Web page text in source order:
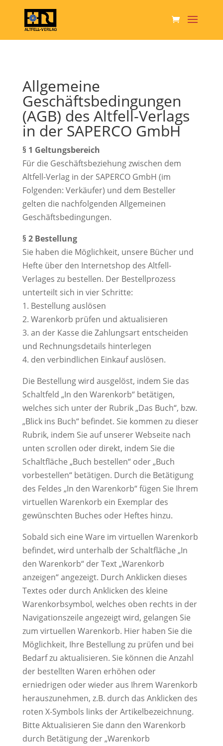
Allgemeine
Geschäftsbedingungen
(AGB) des Altfell-Verlags
in der SAPERCO GmbH
§ 1 Geltungsbereich
Für die Geschäftsbeziehung zwischen dem
Altfell-Verlag in der SAPERCO GmbH (im
Folgenden: Verkäufer) und dem Besteller
gelten die nachfolgenden Allgemeinen
Geschäftsbedingungen.
§ 2 Bestellung
Sie haben die Möglichkeit, unsere Bücher und
Hefte über den Internetshop des Altfell-
Verlages zu bestellen. Der Bestellprozess
unterteilt sich in vier Schritte:
1. Bestellung auslösen
2. Warenkorb prüfen und aktualisieren
3. an der Kasse die Zahlungsart entscheiden
und Rechnungsdetails hinterlegen
4. den verbindlichen Einkauf auslösen.
Die Bestellung wird ausgelöst, indem Sie das
Schaltfeld „In den Warenkorb“ betätigen,
welches sich unter der Rubrik „Das Buch“, bzw.
„Blick ins Buch“ befindet. Sie kommen zu dieser
Rubrik, indem Sie auf unserer Webseite nach
unten scrollen oder direkt, indem Sie die
Schaltfläche „Buch bestellen“ oder „Buch
vorbestellen“ betätigen. Durch die Betätigung
des Feldes „In den Warenkorb“ fügen Sie Ihrem
virtuellen Warenkorb ein Exemplar des
gewünschten Buches oder Heftes hinzu.
Sobald sich eine Ware im virtuellen Warenkorb
befindet, wird unterhalb der Schaltfläche „In
den Warenkorb“ der Text „Warenkorb
anzeigen“ angezeigt. Durch Anklicken dieses
Textes oder durch Anklicken des kleine
Warenkorbsymbol, welches oben rechts in der
Navigationszeile angezeigt wird, gelangen Sie
zum virtuellen Warenkorb. Hier haben Sie die
Möglichkeit, Ihre Bestellung zu prüfen und bei
Bedarf zu aktualisieren. Sie können die Anzahl
der bestellten Waren erhöhen oder
erniedrigen oder wieder aus Ihrem Warenkorb
herauszunehmen, z.B. durch das Anklicken des
roten X-Symbols links der Artikelbezeichnung.
Bitte Aktualisieren Sie dann den Warenkorb
durch Betätigung der „Warenkorb